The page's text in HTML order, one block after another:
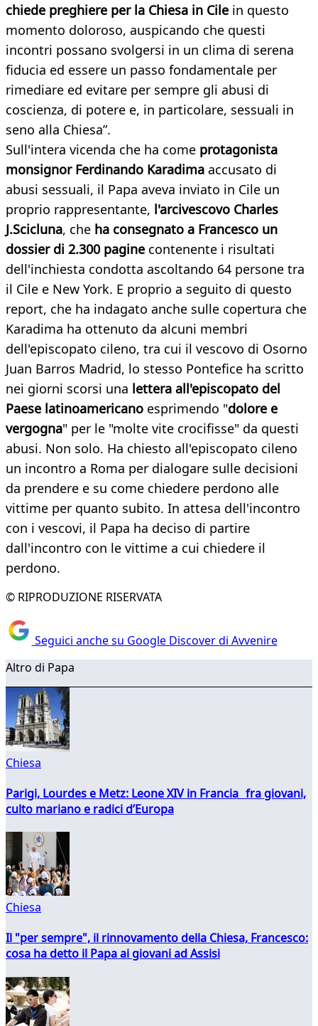
chiede preghiere per la Chiesa in Cile in questo
momento doloroso, auspicando che questi
incontri possano svolgersi in un clima di serena
fiducia ed essere un passo fondamentale per
rimediare ed evitare per sempre gli abusi di
coscienza, di potere e, in particolare, sessuali in
seno alla Chiesa”.
Sull'intera vicenda che ha come protagonista
monsignor Ferdinando Karadima accusato di
abusi sessuali, il Papa aveva inviato in Cile un
proprio rappresentante, l'arcivescovo Charles
J.Scicluna, che ha consegnato a Francesco un
dossier di 2.300 pagine contenente i risultati
dell'inchiesta condotta ascoltando 64 persone tra
il Cile e New York. E proprio a seguito di questo
report, che ha indagato anche sulle copertura che
Karadima ha ottenuto da alcuni membri
dell'episcopato cileno, tra cui il vescovo di Osorno
Juan Barros Madrid, lo stesso Pontefice ha scritto
nei giorni scorsi una lettera all'episcopato del
Paese latinoamericano esprimendo "dolore e
vergogna" per le "molte vite crocifisse" da questi
abusi. Non solo. Ha chiesto all'episcopato cileno
un incontro a Roma per dialogare sulle decisioni
da prendere e su come chiedere perdono alle
vittime per quanto subito. In attesa dell'incontro
con i vescovi, il Papa ha deciso di partire
dall'incontro con le vittime a cui chiedere il
perdono.
© RIPRODUZIONE RISERVATA
Seguici anche su Google Discover di Avvenire
Altro di Papa
Chiesa
Parigi, Lourdes e Metz: Leone XIV in Francia fra giovani,
culto mariano e radici d’Europa
Chiesa
Il "per sempre", il rinnovamento della Chiesa, Francesco:
cosa ha detto il Papa ai giovani ad Assisi